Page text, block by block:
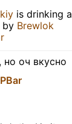
is drinking a
by Brewlok
но оч вкусно